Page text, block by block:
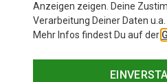
Anzeigen zeigen. Deine
Verarbeitung Deiner Daten u.a.
Mehr Infos findest Du auf der